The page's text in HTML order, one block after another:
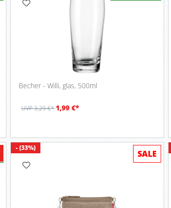
Becher - Willi, glas, 500ml
UVP 3,29 €*1,99 €*
- (33%)
SALE